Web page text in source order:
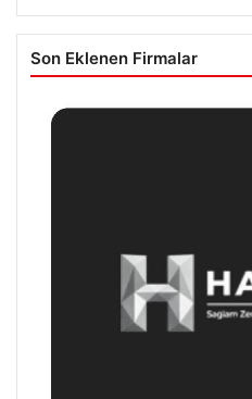
Son Eklenen Firmalar